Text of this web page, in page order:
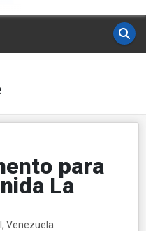
para
La
Venezuela